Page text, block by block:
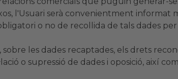
l'Usuari serà convenientment
o no de recollida de tals dades per
les dades recaptades, els drets
o supressió de dades i oposició, així